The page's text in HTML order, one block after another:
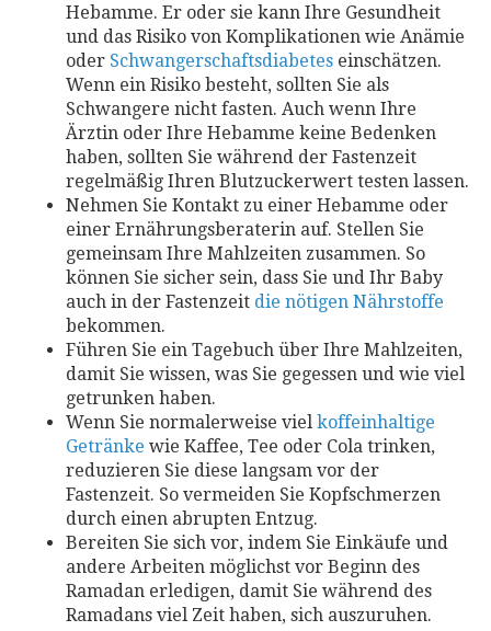
Hebamme. Er oder sie kann Ihre Gesundheit
und das Risiko von Komplikationen wie Anämie
oder Schwangerschaftsdiabetes einschätzen.
Wenn ein Risiko besteht, sollten Sie als
Schwangere nicht fasten. Auch wenn Ihre
Ärztin oder Ihre Hebamme keine Bedenken
haben, sollten Sie während der Fastenzeit
regelmäßig Ihren Blutzuckerwert testen lassen.
Nehmen Sie Kontakt zu einer Hebamme oder
einer Ernährungsberaterin auf. Stellen Sie
gemeinsam Ihre Mahlzeiten zusammen. So
können Sie sicher sein, dass Sie und Ihr Baby
auch in der Fastenzeit die nötigen Nährstoffe
bekommen.
Führen Sie ein Tagebuch über Ihre Mahlzeiten,
damit Sie wissen, was Sie gegessen und wie viel
getrunken haben.
Wenn Sie normalerweise viel koffeinhaltige
Getränke wie Kaffee, Tee oder Cola trinken,
reduzieren Sie diese langsam vor der
Fastenzeit. So vermeiden Sie Kopfschmerzen
durch einen abrupten Entzug.
Bereiten Sie sich vor, indem Sie Einkäufe und
andere Arbeiten möglichst vor Beginn des
Ramadan erledigen, damit Sie während des
Ramadans viel Zeit haben, sich auszuruhen.